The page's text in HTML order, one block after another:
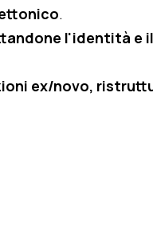
.
l'identità e
ex/novo,